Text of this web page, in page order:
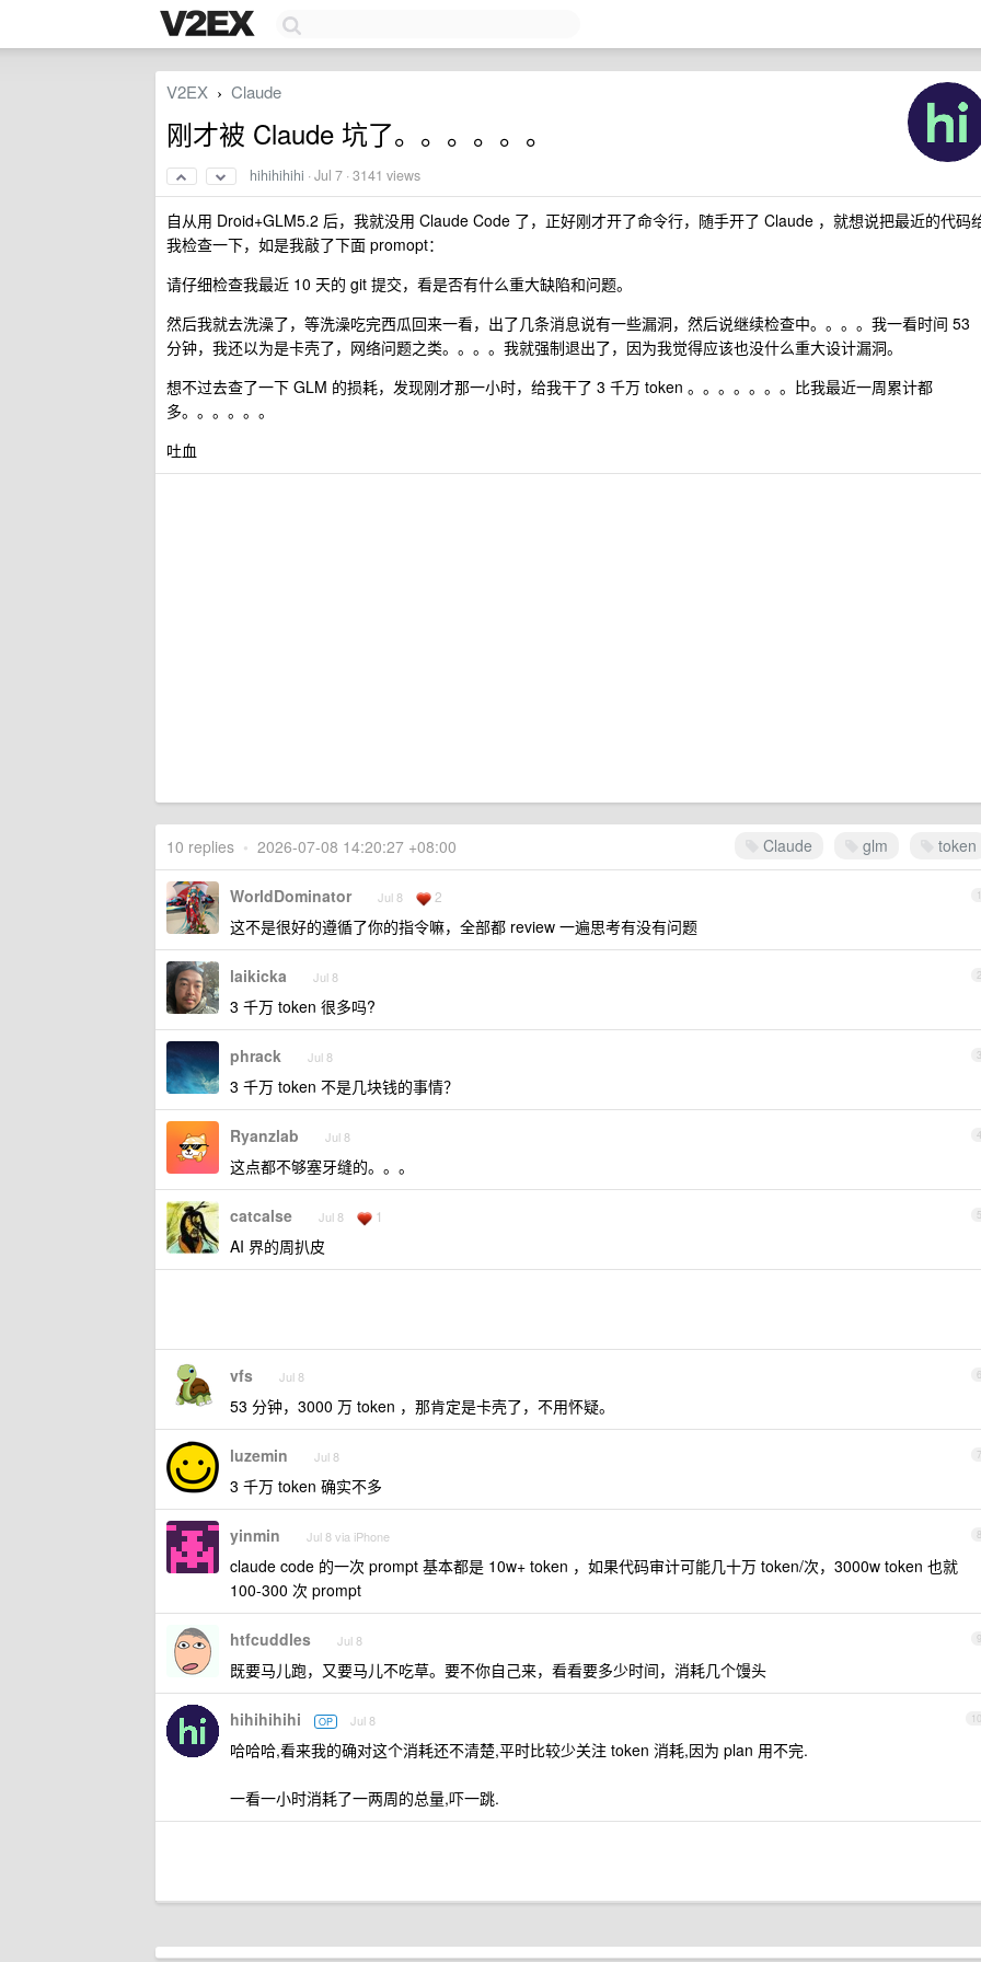
V2EX › Claude
刚才被 Claude 坑了。。。。。。
hihihihihi ·Jul 7 · 3141 views
自从用 Droid+GLM5.2 后，我就没用 Claude Code 了，正好刚才开了命令行，随手开了 Claude ，就想说把最近的代码
我检查一下，如是我敲了下面 promopt：
请仔细检查我最近 10 天的 git 提交，看是否有什么重大缺陷和问题。
然后我就去洗澡了，等洗澡吃完西瓜回来一看，出了几条消息说有一些漏洞，然后说继续检查中。。。。我一看时间 53
分钟，我还以为是卡壳了，网络问题之类。。。。我就强制退出了，因为我觉得应该也没什么重大设计漏洞。
想不过去查了一下 GLM 的损耗，发现刚才那一小时，给我干了 3 千万 token 。。。。。。。比我最近一周累计都
多。。。。。。
吐血
Claude glm token
10 replies • 2026-07-08 14:20:27 +08:00
1
WorldDominator Jul 8 2
这不是很好的遵循了你的指令嘛，全部都 review 一遍思考有没有问题
2
laikicka Jul 8
3 千万 token 很多吗?
3
phrack Jul 8
3 千万 token 不是几块钱的事情？
4
Ryanzlab Jul 8
这点都不够塞牙缝的。。。
5
catcalse Jul 8 1
AI 界的周扒皮
6
vfs Jul 8
53 分钟，3000 万 token ，那肯定是卡壳了，不用怀疑。
7
luzemin Jul 8
3 千万 token 确实不多
8
yinmin Jul 8 via iPhone
claude code 的一次 prompt 基本都是 10w+ token ，如果代码审计可能几十万 token/次，3000w token 也就
100-300 次 prompt
9
htfcuddles Jul 8
既要马儿跑，又要马儿不吃草。要不你自己来，看看要多少时间，消耗几个馒头
10
hihihihihi OP Jul 8
哈哈哈,看来我的确对这个消耗还不清楚,平时比较少关注 token 消耗,因为 plan 用不完.
一看一小时消耗了一两周的总量,吓一跳.